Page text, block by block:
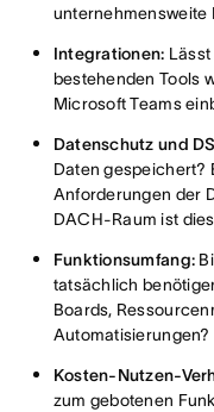
unternehmensweite
Integrationen:
bestehenden Tools
Microsoft Teams
Datenschutz und
Daten gespeichert?
Anforderungen der
DACH-Raum ist
Funktionsumfang:
tatsächlich
Boards,
Automatisierungen?
Kosten-Nutzen-
zum gebotenen